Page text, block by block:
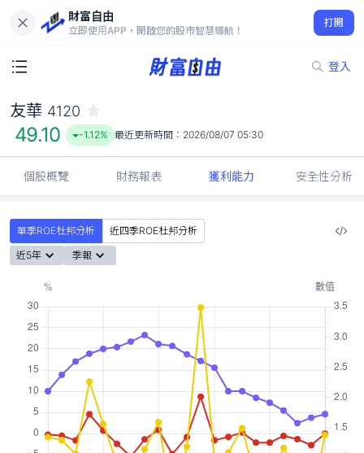
財富自由
立即使用APP，開啟您的股市智慧導航！
打開
登入
49.10
-1.12%
友華 4120
49.10 -1.12% 最近更新時間： 2026/08/07 05:30
個股概覽 財務報表 獲利能力 安全性分析
單季ROE杜邦分析
近四季ROE杜邦分析
近5年
季報